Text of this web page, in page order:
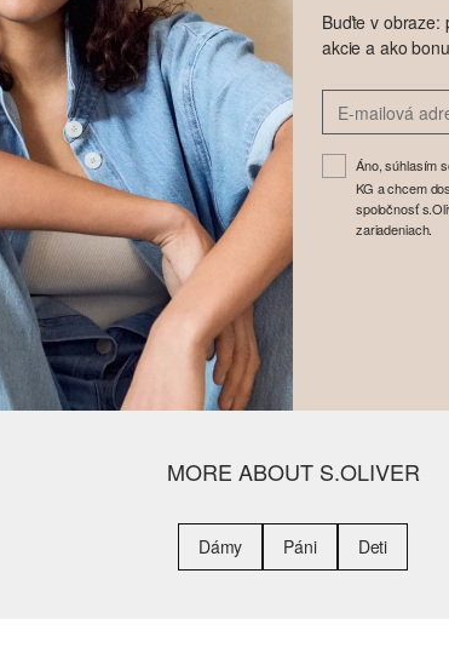
Buďte v obraze:
akcie a ako
Áno, súhlasím
KG a chcem
spoločnosť
zariadeniach.
MORE ABOUT S.OLIVER
Dámy Páni Deti